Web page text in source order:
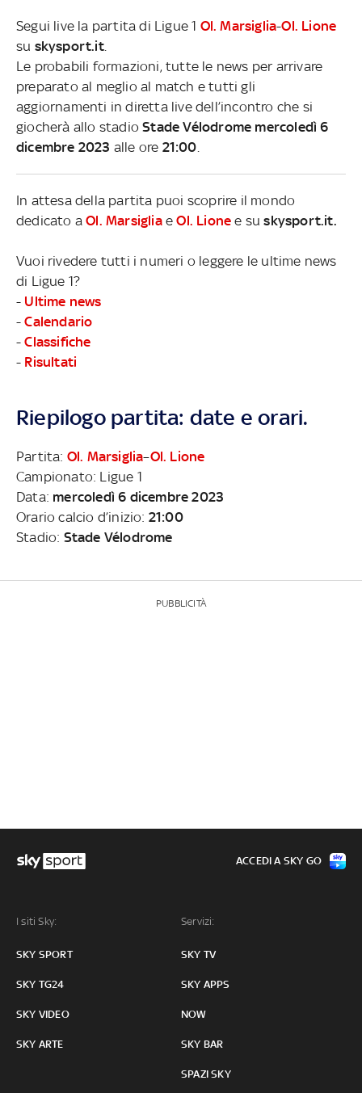
Segui live la partita di Ligue 1 Ol. Marsiglia-Ol. Lione
su skysport.it.
Le probabili formazioni, tutte le news per arrivare
preparato al meglio al match e tutti gli
aggiornamenti in diretta live dell’incontro che si
giocherà allo stadioStade Vélodrome mercoledì 6
dicembre 2023 alle ore 21:00
In attesa della partita puoi scoprire il mondo
dedicato aOl. MarsigliaeOl. Lione e suskysport.it.
Vuoi rivedere tutti i numeri o leggere le ultime news
di Ligue 1?
- Ultime news
-Calendario
-Classifiche
- Risultati
Riepilogo partita: date e orari.
Partita: Ol. Marsiglia–Ol. Lione
Campionato: Ligue 1
Data: mercoledì 6 dicembre 2023
Orario calcio d’inizio: 21:00
Stadio: Stade Vélodrome
PUBBLICITÀ
I siti Sky:
SKY SPORT
SKY TG24
SKY VIDEO
SKY ARTE
Servizi:
SKY TV
SKY APPS
NOW
SKY BAR
SPAZI SKY
ACCEDI A SKY GO